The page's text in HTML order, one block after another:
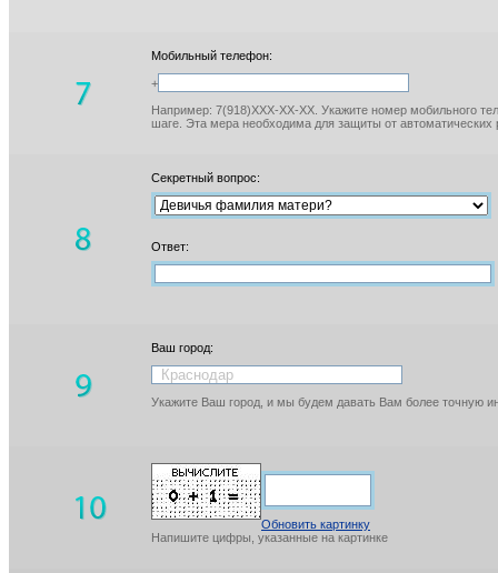
Мобильный телефон:
+
Например: 7(918)XXX-XX-XX. Укажите номер мобильного
шаге. Эта мера необходима для защиты от автоматических
Секретный вопрос:
Ответ:
Ваш город:
Укажите Ваш город, и мы будем давать Вам более точную
Обновить картинку
Напишите цифры, указанные на картинке